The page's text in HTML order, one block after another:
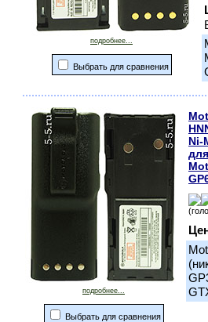
подробнее...
Выбрать для сравнения
подробнее...
Выбрать для сравнения
Ni-